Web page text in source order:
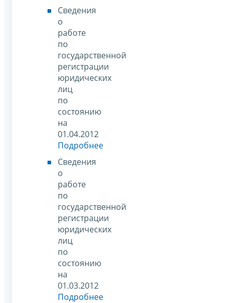
Сведения
о
работе
по
государственной
регистрации
юридических
лиц
по
состоянию
на
01.04.2012
Подробнее
Сведения
о
работе
по
государственной
регистрации
юридических
лиц
по
состоянию
на
01.03.2012
Подробнее